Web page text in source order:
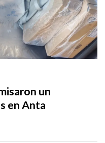
un
en Anta